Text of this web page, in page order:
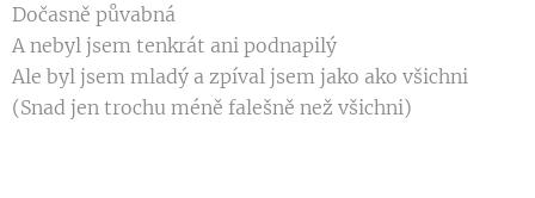
Dočasně půvabná
A nebyl jsem tenkrát ani podnapilý
Ale byl jsem mladý a zpíval jsem jako ako všichni
(Snad jen trochu méně falešně než všichni)